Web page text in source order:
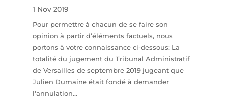
1 Nov 2019
Pour permettre à chacun de se faire son
opinion à partir d’éléments factuels, nous
portons à votre connaissance ci-dessous: La
totalité du jugement du Tribunal Administratif
de Versailles de septembre 2019 jugeant que
Julien Dumaine était fondé à demander
l'annulation...